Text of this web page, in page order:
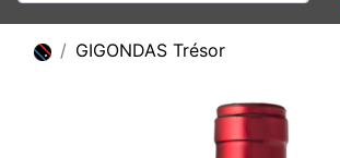
GIGONDAS Trésor